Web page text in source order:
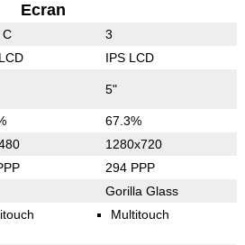
Ecran
C 3
IPS LCD
5"
67.3%
1280x720
294 PPP
Gorilla Glass
Multitouch